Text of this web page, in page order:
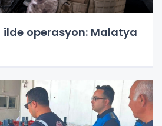
ilde operasyon: Malatya